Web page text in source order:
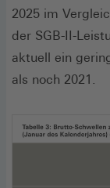
2025 im
der SGB-II-
aktuell ein
als noch 2021.